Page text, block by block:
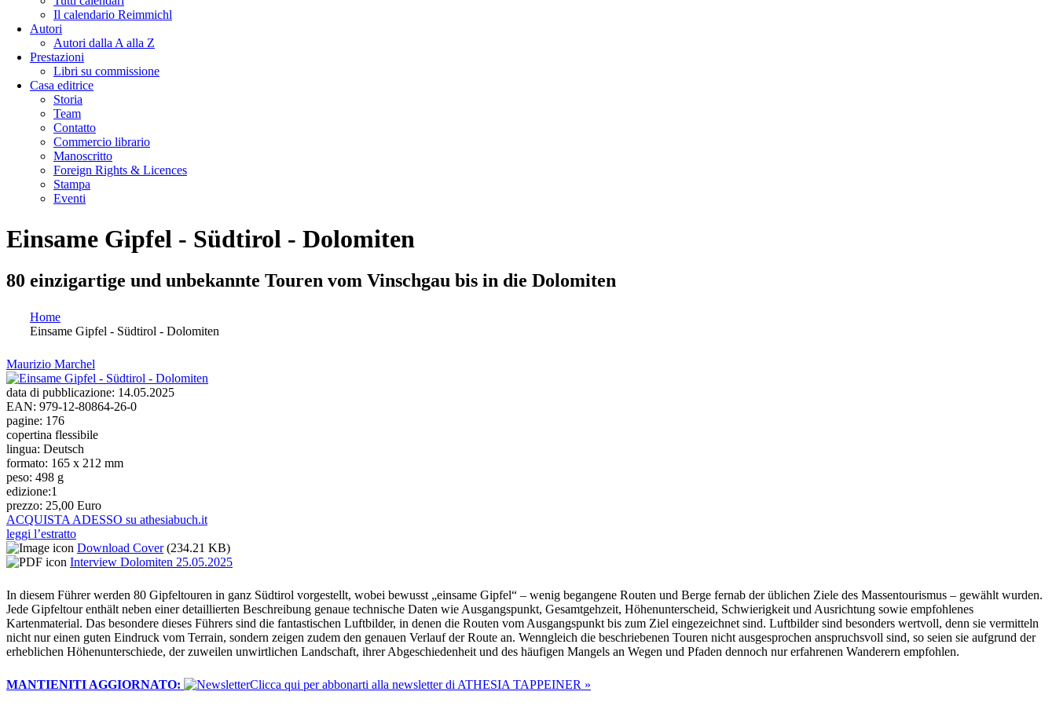
Il calendario Reimmichl
Autori
Autori dalla A alla Z
Prestazioni
Libri su commissione
Casa editrice
Storia
Team
Contatto
Commercio librario
Manoscritto
Foreign Rights & Licences
Stampa
Eventi
Einsame Gipfel - Südtirol - Dolomiten
80 einzigartige und unbekannte Touren vom Vinschgau bis in die Dolomiten
Tu sei qui
Home
Einsame Gipfel - Südtirol - Dolomiten
Maurizio Marchel
data di pubblicazione: 14.05.2025
EAN: 979-12-80864-26-0
pagine: 176
copertina flessibile
lingua: Deutsch
formato: 165 x 212 mm
peso: 498 g
edizione:1
prezzo: 25,00 Euro
ACQUISTA ADESSO su athesiabuch.it
leggi l’estratto
Download Cover (234.21 KB)
Interview Dolomiten 25.05.2025
In diesem Führer werden 80 Gipfeltouren in ganz Südtirol vorgestellt, wobei bewusst „einsame Gipfel“ – wenig begangene Routen und Berge fernab der üblichen Ziele des Massentourismus – gewählt wurden.
Jede Gipfeltour enthält neben einer detaillierten Beschreibung genaue technische Daten wie Ausgangspunkt, Gesamtgehzeit, Höhenunterscheid, Schwierigkeit und Ausrichtung sowie empfohlenes
Kartenmaterial. Das besondere dieses Führers sind die fantastischen Luftbilder, in denen die Routen vom Ausgangspunkt bis zum Ziel eingezeichnet sind. Luftbilder sind besonders wertvoll, denn sie vermitteln
nicht nur einen guten Eindruck vom Terrain, sondern zeigen zudem den genauen Verlauf der Route an. Wenngleich die beschriebenen Touren nicht ausgesprochen anspruchsvoll sind, so seien sie aufgrund der
erheblichen Höhenunterschiede, der zuweilen unwirtlichen Landschaft, ihrer Abgeschiedenheit und des häufigen Mangels an Wegen und Pfaden dennoch nur erfahrenen Wanderern empfohlen.
MANTIENITI AGGIORNATO: ​Clicca qui per abbonarti alla newsletter di ATHESIA TAPPEINER »